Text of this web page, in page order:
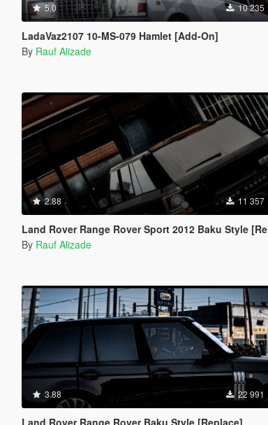
5.0 10 235
LadaVaz2107 10-MS-079 Hamlet [Add-On]
By Rauf Alizade
2.88 11 357
Land Rover Range Rover Sport 2012 Baku Style [Replace]
By Rauf Alizade
3.88 22 991
Land Rover Range Rover Baku Style [Replace]